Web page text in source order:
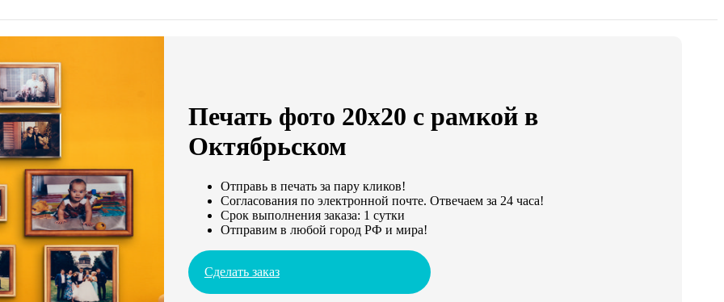
Печать фото 20х20 с рамкой в
Октябрьском
Отправь в печать за пару кликов!
Согласования по электронной почте. Отвечаем за 24 часа!
Срок выполнения заказа: 1 сутки
Отправим в любой город РФ и мира!
Сделать заказ